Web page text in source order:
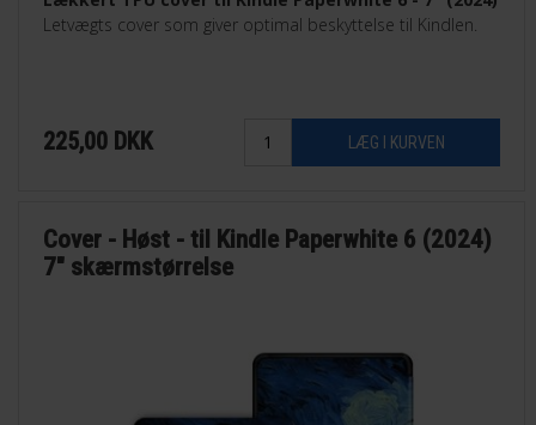
Letvægts cover som giver optimal beskyttelse til Kindlen.
225,00 DKK
Cover - Høst - til Kindle Paperwhite 6 (2024)
7" skærmstørrelse